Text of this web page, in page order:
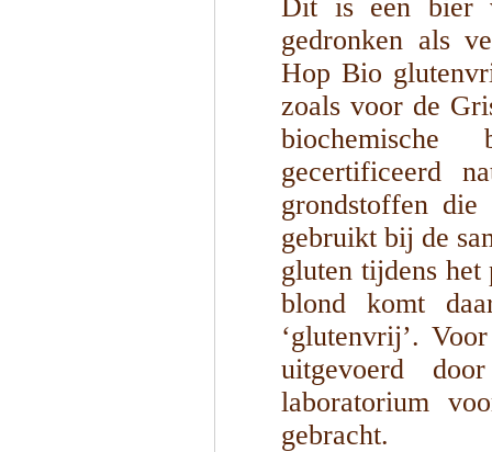
Dit is een bier
gedronken als
Hop Bio
zoals voor de
gecertificeerd
grondstoffen die
gebruikt bij de
gluten tijdens het
blond komt
‘glutenvrij’.
uitgevoerd
laboratorium
gebracht.